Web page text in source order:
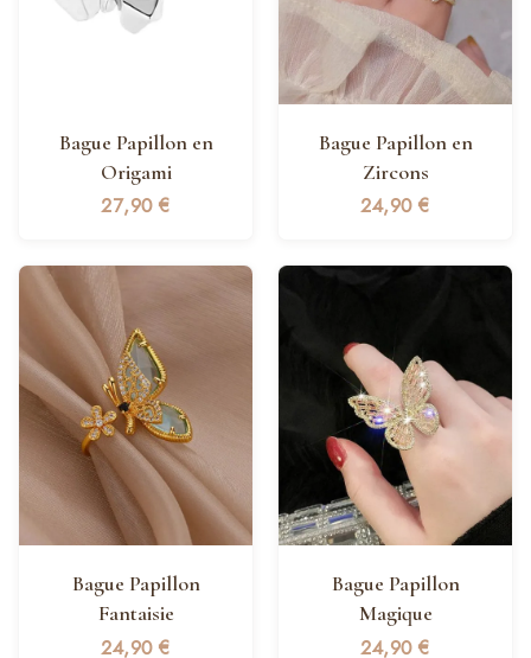
Bague Papillon en
Origami
27,90€
Bague Papillon en
Zircons
24,90€
Bague Papillon
Fantaisie
24,90€
Bague Papillon
Magique
24,90€